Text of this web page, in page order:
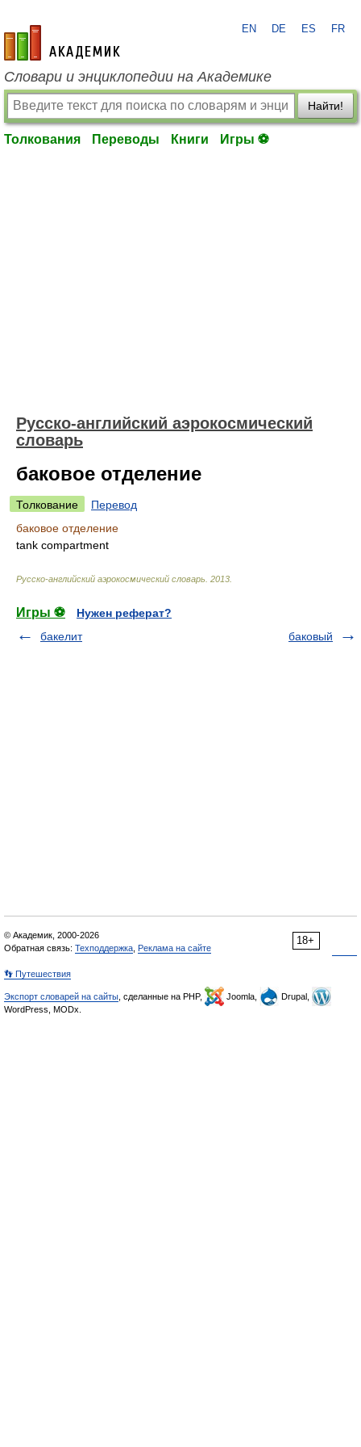
academic.ru
EN DE ES FR
Словари и энциклопедии на Академике
Найти!
Толкования Переводы Книги Игры ⚽
Русско-английский аэрокосмический
словарь
баковое отделение
Толкование
Перевод
баковое отделение
tank compartment
Русско-английский аэрокосмический словарь 2013
Игры ⚽
Нужен реферат?
бакелит
баковый
18+
© Академик, 2000-2026
Обратная связь: Техподдержка Реклама на сайте
👣 Путешествия
Экспорт словарей на сайты , сделанные на PHP, Joomla,
Drupal,
WordPress, MODx.